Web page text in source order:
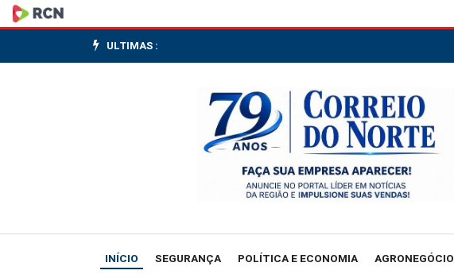
Espanha
bate
de
Cristiano
ULTIMAS :
INÍCIO SEGURANÇA POLÍTICA E ECONOMIA AGRONEGÓCIO